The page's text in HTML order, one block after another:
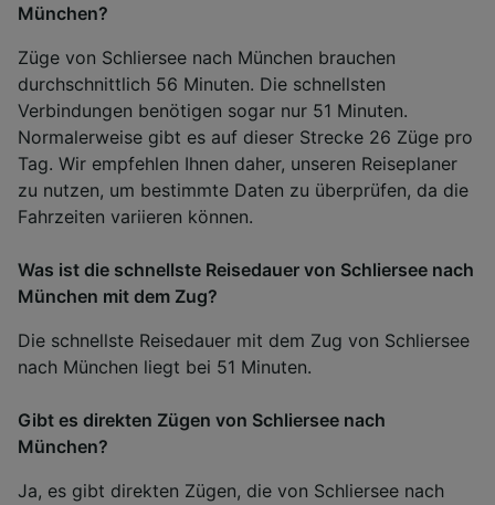
München?
Züge von Schliersee nach München brauchen
durchschnittlich 56 Minuten. Die schnellsten
Verbindungen benötigen sogar nur 51 Minuten.
Normalerweise gibt es auf dieser Strecke 26 Züge pro
Tag. Wir empfehlen Ihnen daher, unseren Reiseplaner
zu nutzen, um bestimmte Daten zu überprüfen, da die
Fahrzeiten variieren können.
Was ist die schnellste Reisedauer von Schliersee nach
München mit dem Zug?
Die schnellste Reisedauer mit dem Zug von Schliersee
nach München liegt bei 51 Minuten.
Gibt es direkten Zügen von Schliersee nach
München?
Ja, es gibt direkten Zügen, die von Schliersee nach